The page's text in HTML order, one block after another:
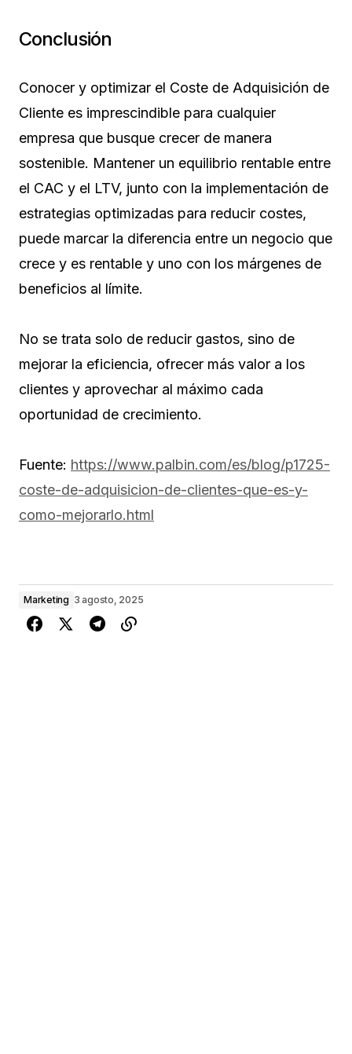
Conclusión
Conocer y optimizar el Coste de Adquisición de
Cliente es imprescindible para cualquier
empresa que busque crecer de manera
sostenible. Mantener un equilibrio rentable entre
el CAC y el LTV, junto con la implementación de
estrategias optimizadas para reducir costes,
puede marcar la diferencia entre un negocio que
crece y es rentable y uno con los márgenes de
beneficios al límite.
No se trata solo de reducir gastos, sino de
mejorar la eficiencia, ofrecer más valor a los
clientes y aprovechar al máximo cada
oportunidad de crecimiento.
Fuente: https://www.palbin.com/es/blog/p1725-
coste-de-adquisicion-de-clientes-que-es-y-
como-mejorarlo.html
Marketing 3 agosto, 2025